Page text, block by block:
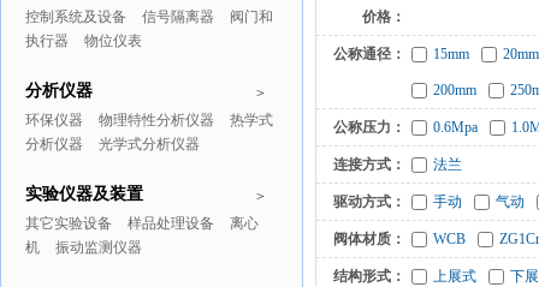
控制系统及设备 信号隔离器
阀门和
执行器
物位仪表
>
分析仪器
环保仪器 物理特性分析仪器
热学式
分析仪器
光学式分析仪器
>
实验仪器及装置
其它实验设备 样品处理设备
离心
机
振动监测仪器
价格：
公称通径： 15mm 20mm
200mm
公称压力： 0.6Mpa
连接方式： 法兰
驱动方式： 手动 气动
阀体材质： WCB
结构形式： 上展式 下